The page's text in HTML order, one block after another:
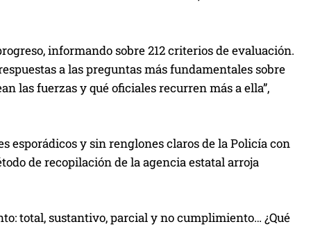
u
m
e
informando sobre 212 criterios de evaluación.
a las preguntas más fundamentales sobre
las fuerzas y qué oficiales recurren más a ella”,
esporádicos y sin renglones claros de la Policía con
de recopilación de la agencia estatal arroja
total, sustantivo, parcial y no cumplimiento… ¿Qué